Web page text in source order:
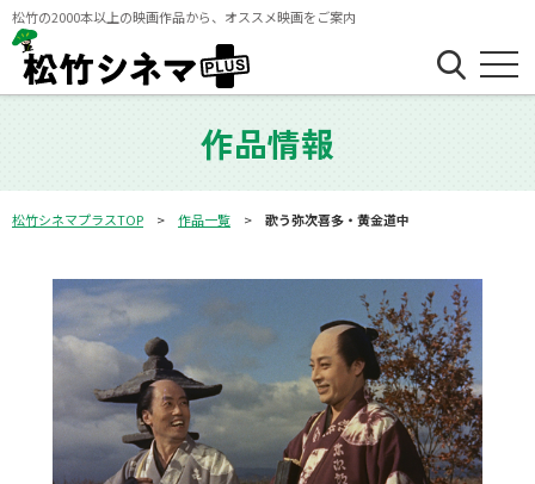
松竹の2000本以上の映画作品から、オススメ映画をご案内
作品情報
松竹シネマプラスTOP 作品一覧 歌う弥次喜多・黄金道中